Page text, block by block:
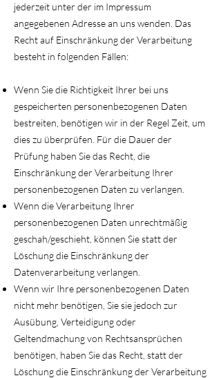
jederzeit unter der im Impressum
angegebenen Adresse an uns wenden. Das
Recht auf Einschränkung der Verarbeitung
besteht in folgenden Fällen:
Wenn Sie die Richtigkeit Ihrer bei uns
gespeicherten personenbezogenen Daten
bestreiten, benötigen wir in der Regel Zeit, um
dies zu überprüfen. Für die Dauer der
Prüfung haben Sie das Recht, die
Einschränkung der Verarbeitung Ihrer
personenbezogenen Daten zu verlangen.
Wenn die Verarbeitung Ihrer
personenbezogenen Daten unrechtmäßig
geschah/geschieht, können Sie statt der
Löschung die Einschränkung der
Datenverarbeitung verlangen.
Wenn wir Ihre personenbezogenen Daten
nicht mehr benötigen, Sie sie jedoch zur
Ausübung, Verteidigung oder
Geltendmachung von Rechtsansprüchen
benötigen, haben Sie das Recht, statt der
Löschung die Einschränkung der Verarbeitung